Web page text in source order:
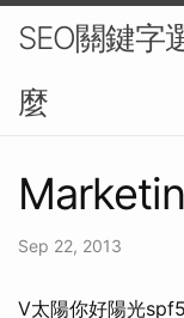
SEO關鍵字
麼
Sep 22, 2013
V太陽你好陽光